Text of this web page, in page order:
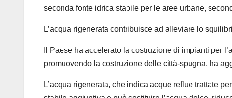
seconda fonte idrica stabile per le aree urbane,
L’acqua rigenerata contribuisce ad alleviare lo
Il Paese ha accelerato la costruzione di impianti per
promuovendo la costruzione delle città-spugna, ha
L’acqua rigenerata, che indica acque reflue trattate